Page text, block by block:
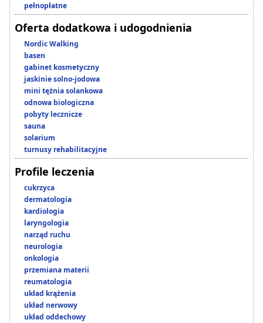
pełnopłatne
Oferta dodatkowa i udogodnienia
Nordic Walking
basen
gabinet kosmetyczny
jaskinie solno-jodowa
mini tężnia solankowa
odnowa biologiczna
pobyty lecznicze
sauna
solarium
turnusy rehabilitacyjne
Profile leczenia
cukrzyca
dermatologia
kardiologia
laryngologia
narząd ruchu
neurologia
onkologia
przemiana materii
reumatologia
układ krążenia
układ nerwowy
układ oddechowy